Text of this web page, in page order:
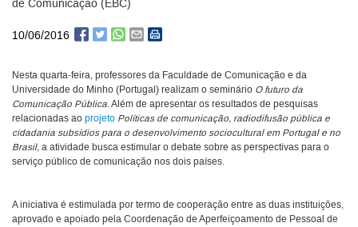
de Comunicação (EBC)
10/06/2016
Nesta quarta-feira, professores da Faculdade de Comunicação e da
Universidade do Minho (Portugal) realizam o seminário O futuro da
Comunicação Pública. Além de apresentar os resultados de pesquisas
relacionadas ao projeto Políticas de comunicação, radiodifusão pública e
cidadania subsídios para o desenvolvimento sociocultural em Portugal e no
Brasil, a atividade busca estimular o debate sobre as perspectivas para o
serviço público de comunicação nos dois países.
A iniciativa é estimulada por termo de cooperação entre as duas instituições,
aprovado e apoiado pela Coordenação de Aperfeiçoamento de Pessoal de